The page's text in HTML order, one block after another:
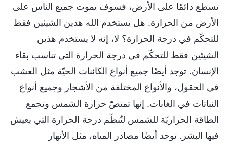
تسطع دائمًا على الأرض، فسوف يموت جميع الناس على
الأرض من الحرارة. هل يستخدم الله هذين الشيئين فقط
للتحكّم في درجة الحرارة؟ لا، إنه لا يستخدم هذين
الشيئين فقط للتحكّم في درجة الحرارة التي تناسب بقاء
الإنسان. توجد أيضًا جميع أنواع الكائنات الحيّة مثل العشب
في الحقول، والأنواع المختلفة من الأشجار وجميع أنواع
النباتات في الغابات. إنها تمتصّ حرارة الشمس وتجمع
الطاقة الحراريّة للشمس لتُنظّم درجة الحرارة التي يعيش
فيها البشر. توجد أيضًا مصادر المياه، مثل الأنهار